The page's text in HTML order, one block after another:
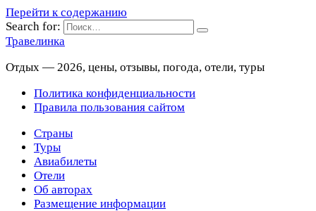
Перейти к содержанию
Search for:
Травелинка
Отдых — 2026, цены, отзывы, погода, отели, туры
Политика конфиденциальности
Правила пользования сайтом
Страны
Туры
Авиабилеты
Отели
Об авторах
Размещение информации